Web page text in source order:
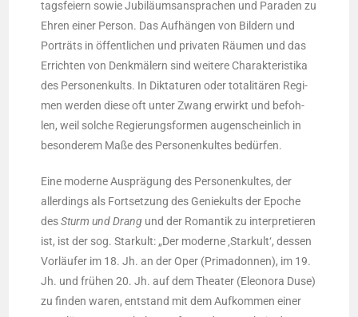
tags­fei­ern sowie Jubi­lä­ums­an­spra­chen und Para­den zu
Ehren einer Per­son. Das Auf­hän­gen von Bil­dern und
Por­träts in öffent­li­chen und pri­va­ten Räu­men und das
Errich­ten von Denk­mä­lern sind wei­te­re Cha­rak­te­ris­ti­ka
des Per­so­nen­kults. In Dik­ta­tu­ren oder tota­li­tä­ren Regi­
men wer­den die­se oft unter Zwang erwirkt und befoh­
len, weil sol­che Regie­rungs­for­men augen­schein­lich in
beson­de­rem Maße des Per­so­nen­kul­tes bedürfen.
Eine moder­ne Aus­prä­gung des Per­so­nen­kul­tes, der
aller­dings als Fort­set­zung des Genie­kults der Epo­che
desSturm und Drang und der Roman­tik zu inter­pre­tie­ren
ist, ist der sog. Star­kult: „Der moder­ne ‚Star­kult‘, des­sen
Vor­läu­fer im 18. Jh. an der Oper (Pri­ma­don­nen), im 19.
Jh. und frü­hen 20. Jh. auf dem Thea­ter (Eleo­no­ra Duse)
zu fin­den waren, ent­stand mit dem Auf­kom­men einer